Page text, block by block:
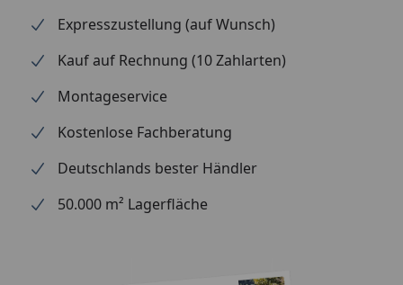
Rinnenhalter
erhältlich
(siehe Reiter
"Zubehör")
Graf Garantia
Regenwasserbehälter Sunda
Wandtank
Graf Garantia
Wandtank
Hinweis: Für die Montage werden Traufbretter
Expresszustellung (auf Wunsch)
Kauf auf Rechnung (10 Zahlarten)
Montageservice
Kostenlose Fachberatung
Deutschlands bester Händler
50.000 m² Lagerfläche